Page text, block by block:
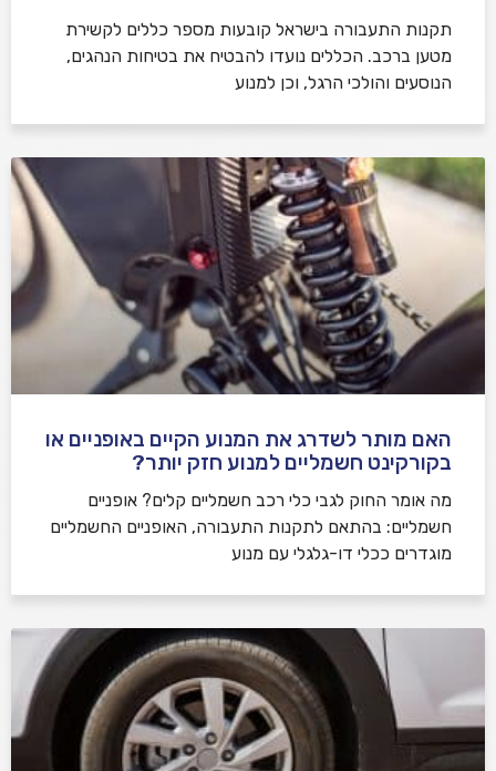
תקנות התעבורה בישראל קובעות מספר כללים לקשירת
מטען ברכב. הכללים נועדו להבטיח את בטיחות הנהגים,
הנוסעים והולכי הרגל, וכן למנוע
האם מותר לשדרג את המנוע הקיים באופניים או
בקורקינט חשמליים למנוע חזק יותר?
מה אומר החוק לגבי כלי רכב חשמליים קלים? אופניים
חשמליים: בהתאם לתקנות התעבורה, האופניים החשמליים
מוגדרים ככלי דו-גלגלי עם מנוע